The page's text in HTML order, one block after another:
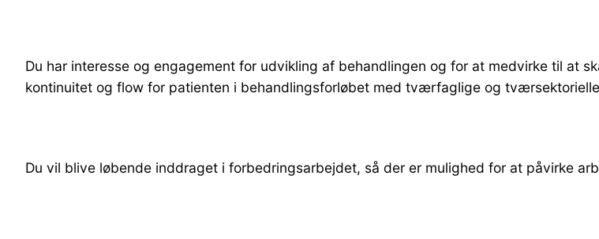
Du har interesse og engagement for udvikling af behandlingen og for at medvirke til at
kontinuitet og flow for patienten i behandlingsforløbet med tværfaglige og
Du vil blive løbende inddraget i forbedringsarbejdet, så der er mulighed for at påvirke